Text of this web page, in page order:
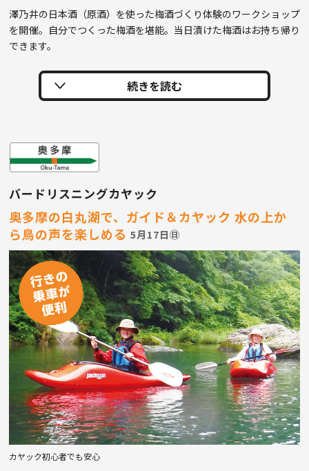
澤乃井の日本酒（原酒）を使った梅酒づくり体験のワークショップ
を開催。自分でつくった梅酒を堪能。当日漬けた梅酒はお持ち帰り
できます。
バードリスニングカヤック
奥多摩の白丸湖で、ガイド＆カヤック水の上か
ら鳥の声を楽しめる5月17日㊐
カヤック初心者でも安心